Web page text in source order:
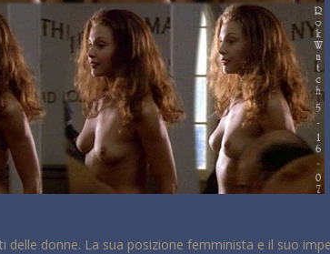
donne. La sua posizione femminista e il suo